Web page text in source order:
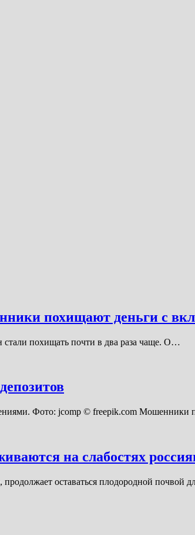
похищают деньги с
похищать почти в два раза чаще. О…
Фото: jcomp © freepik.com
на слабостях
оставаться плодородной